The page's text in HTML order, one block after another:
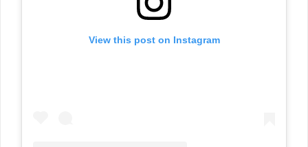
View this post on Instagram